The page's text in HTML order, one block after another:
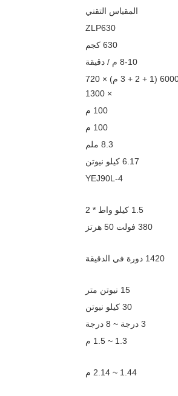
المقياس التقني
ZLP630
630 كجم
8-10 م / دقيقة
6000 (1 + 2 + 3 م) × 720
× 1300
100 م
100 م
8.3 ملم
6.17 كيلو نيوتن
YEJ90L-4
1.5 كيلو واط * 2
380 فولت 50 هرتز
1420 دورة في الدقيقة
15 نيوتن متر
30 كيلو نيوتن
3 درجة ~ 8 درجة
1.3 ~ 1.5 م
1.44 ~ 2.14 م